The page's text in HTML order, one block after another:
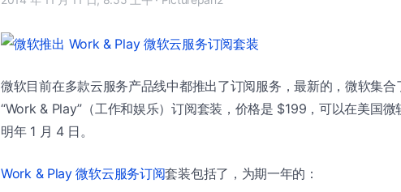
微软目前在多款云服务产品线中都推出了订阅服务，最新的，微软集
“Work & Play”（工作和娱乐）订阅套装，价格是 $199，可以在美国
明年 1 月 4 日。
Work & Play 微软云服务订阅套装包括了，为期一年的：